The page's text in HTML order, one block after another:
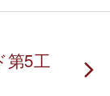
第5工